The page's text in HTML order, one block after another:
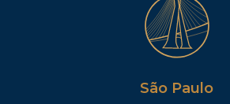
São Paulo